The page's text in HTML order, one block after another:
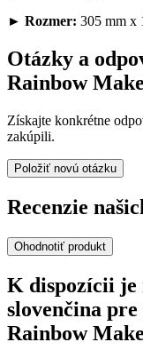
► Rozmer: 305 mm x
Otázky a
Rainbow
Získajte konkrétne
zakúpili.
Položiť novú otázku
Recenzie
Ohodnotiť produkt
K dispozícii je
slovenčina
Rainbow